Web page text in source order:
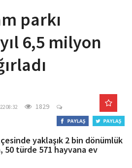
parkı
6,5 milyon
08:32 1829
yaklaşık 2 bin dönümlük
50 türde 571 hayvana ev